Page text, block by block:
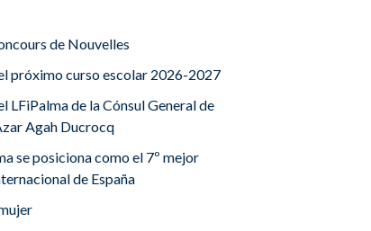
de Nouvelles
próximo curso escolar 2026-2027
LFiPalma de la Cónsul General de
Agah Ducrocq
se posiciona como el 7º mejor
de España